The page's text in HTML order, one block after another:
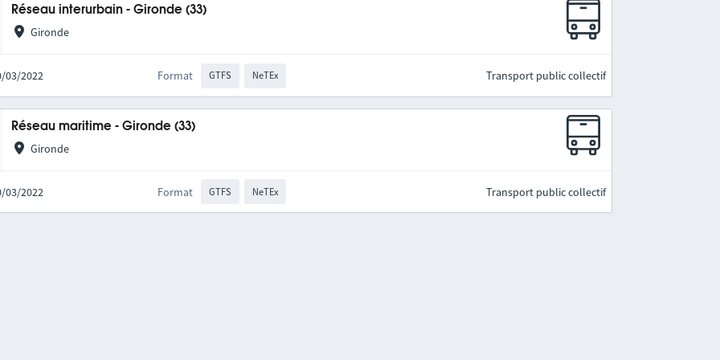
Réseau interurbain - Gironde (33)
Gironde
03/2022 Format GTFS NeTEx Transport public collectif
Réseau maritime - Gironde (33)
Gironde
03/2022 Format GTFS NeTEx Transport public collectif